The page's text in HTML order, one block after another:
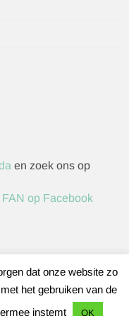
en zoek ons op
op Facebook
dat onze website zo
het gebruiken van de
instemt
OK